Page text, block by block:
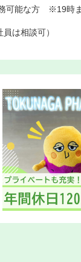
可能な方 ※19時
は相談可）